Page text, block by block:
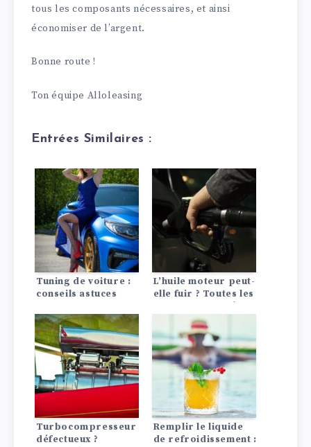
tous les composants nécessaires, et ainsi
économiser de l’argent.
Bonne route !
Ton équipe Alloleasing
Entrées Similaires :
Tuning de voiture :
conseils astuces
L’huile moteur peut-
elle fuir ? Toutes les
de vie de l’huile
moteur !
Turbocompresseur
défectueux ?
Remplir le liquide
de refroidissement :